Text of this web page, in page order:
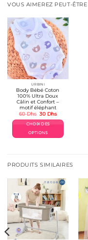
VOUS AIMEREZ PEUT-ÊTRE
URBINI
Body Bébé Coton
100% Ultra Doux
Câlin et Confort –
motif éléphant
60Dhs Le
initial
était :
60 Dhs.
30 DhsLe
actuel
CHOIX DES
OPTIONS
plusieurs
Les
options
peuvent
être
choisies
sur
la
page
PRODUITS SIMILAIRES